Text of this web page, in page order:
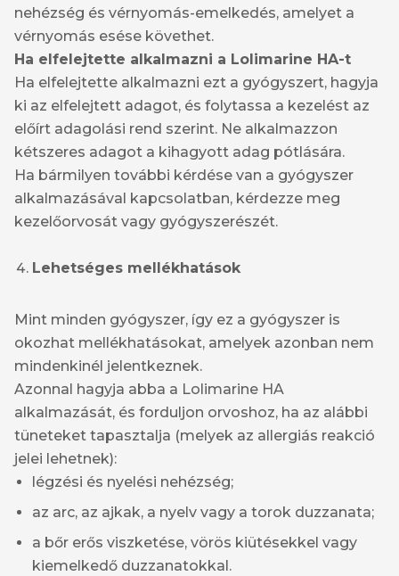
nehézség és vérnyomás-emelkedés, amelyet a
vérnyomás esése követhet.
Ha elfelejtette alkalmazni a Lolimarine HA-t
Ha elfelejtette alkalmazni ezt a gyógyszert, hagyja
ki az elfelejtett adagot, és folytassa a kezelést az
előírt adagolási rend szerint. Ne alkalmazzon
kétszeres adagot a kihagyott adag pótlására.
Ha bármilyen további kérdése van a gyógyszer
alkalmazásával kapcsolatban, kérdezze meg
kezelőorvosát vagy gyógyszerészét.
Lehetséges mellékhatások
Mint minden gyógyszer, így ez a gyógyszer is
okozhat mellékhatásokat, amelyek azonban nem
mindenkinél jelentkeznek.
Azonnal hagyja abba a Lolimarine HA
alkalmazását, és forduljon orvoshoz, ha az alábbi
tüneteket tapasztalja (melyek az allergiás reakció
jelei lehetnek):
légzési és nyelési nehézség;
az arc, az ajkak, a nyelv vagy a torok duzzanata;
a bőr erős viszketése, vörös kiütésekkel vagy
kiemelkedő duzzanatokkal.